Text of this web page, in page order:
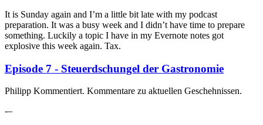
It is Sunday again and I’m a little bit late with my podcast
preparation. It was a busy week and I didn’t have time to prepare
something. Luckily a topic I have in my Evernote notes got
explosive this week again. Tax.
Episode 7 - Steuerdschungel der Gastronomie
Philipp Kommentiert. Kommentare zu aktuellen Geschehnissen.
-–